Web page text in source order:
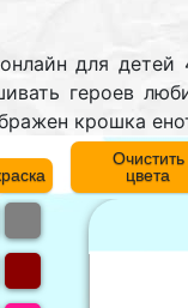
онлайн для
героев
крошка
Очистить
цвета